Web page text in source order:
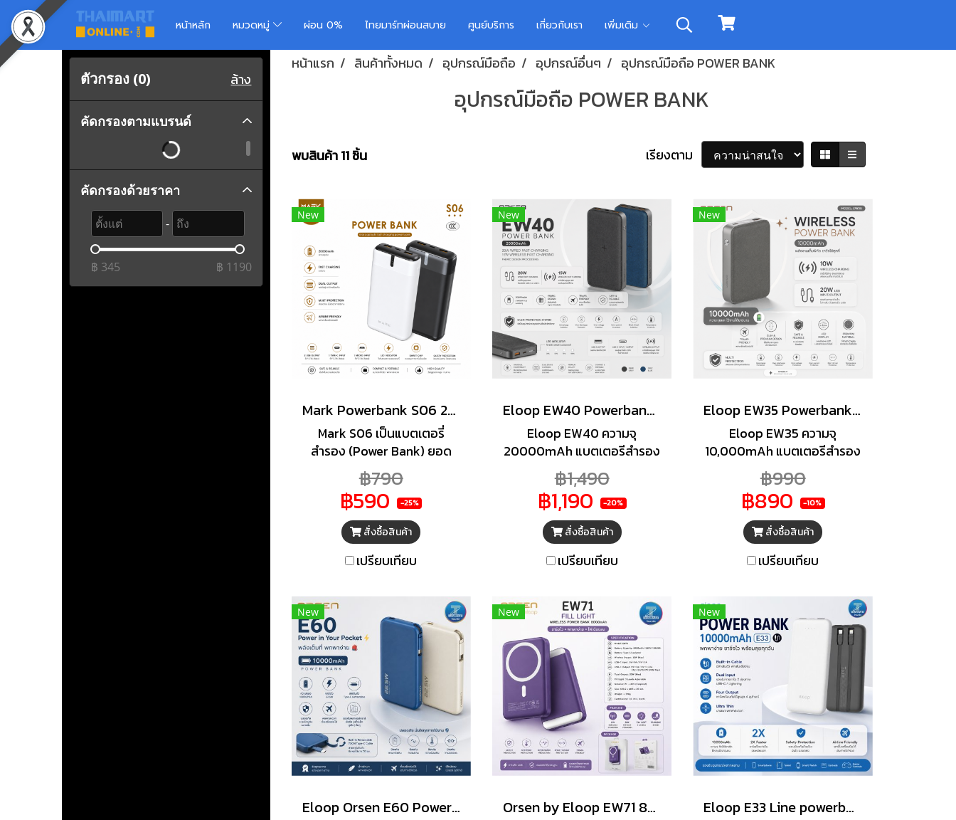
หน้าหลัก หมวดหมู่ ผ่อน 0% ไทยมาร์ทผ่อนสบาย ศูนย์บริการ เกี่ยวกับเรา เพิ่มเติม
หน้าแรก สินค้าทั้งหมด อุปกรณ์มือถือ อุปกรณ์อื่นๆ อุปกรณ์มือถือ POWER BANK
อุปกรณ์มือถือ POWER BANK
พบสินค้า 11 ชิ้น เรียงตาม
New
Mark Powerbank S06 20000mAh
Mark S06 เป็นแบตเตอรี่
สำรอง (Power Bank) ยอด
นิยม ขนาดความจุ 20,000
mAh ที่เน้นความคุ้มค่า พกพา
สะดวก โดดเด่นด้วยดีไซน์ที่มี
สายชาร์จและหัวปลั๊กในตัว (ขึ้น
อยู่กับรุ่นย่อย) เหมาะสำหรับผู้ที่
ต้องการแบตสำรองไว้ใช้งาน
฿790
฿590 -25%
สั่งซื้อสินค้า
เปรียบเทียบ
New
Eloop EW40 Powerbank 20000mAh Fast Charge QC 3.0 PD 20W
Eloop EW40 ความจุ
20000mAh แบตเตอรีสำรอง
ชาร์จได้ทั้งใช้สาย และไร้สาย
(Wireless charge) ผลิตภัณฑ์
หุ้มด้วยผ้าเพิ่มความพรีเมี่ยม
โดดเด่นกว่าพาวเวอร์แบงค์
ทั่วๆ ไป มีเทคโนโลยีชาร์จเร็ว
Fast / Quick Charge QC3.0
฿1,490
฿1,190 -20%
สั่งซื้อสินค้า
เปรียบเทียบ
New
Eloop EW35 Powerbank 10000mAh Fast Charge QC 3.0 PD 20W สีดำ / Black
Eloop EW35 ความจุ
10,000mAh แบตเตอรีสำรอง
ชาร์จได้ทั้งใช้สาย และไร้สาย
(Wireless charge) ผลิตภัณฑ์
หุ้มด้วยผ้าเพิ่มความพรีเมี่ยม
โดดเด่นกว่าพาวเวอร์แบงค์
ทั่วๆ ไป จุดเด่นพิเศษอีกจุดคือ
หน้าจอแสดงสถานะคงเหลือ
฿990
฿890 -10%
สั่งซื้อสินค้า
เปรียบเทียบ
New
Eloop Orsen E60 Powerbank 10000mAh cable Built-in Fast Charge PD 22.5W มีสายในตัว
New
Orsen by Eloop EW71 8000mAh ชาร์จไร้สาย PD 20W มี LED ไฟเซลฟี่ แบตสำรอง MagLight PowerBank
New
Eloop E33 Line powerbank 10000mAh คละสีขาว-ดำ
ตัวกรอง (0) ล้าง
คัดกรองตามแบรนด์
คัดกรองด้วยราคา
-
฿ 345 ฿ 1190